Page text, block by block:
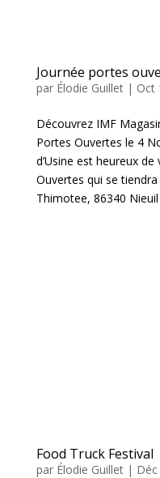
Journée portes
par Élodie Guillet| Oct
Découvrez IMF
Portes Ouvertes le 4
d’Usine est heureux
Ouvertes qui se
Thimotee, 86340 Nieuil
Food Truck Festival
par Élodie Guillet|